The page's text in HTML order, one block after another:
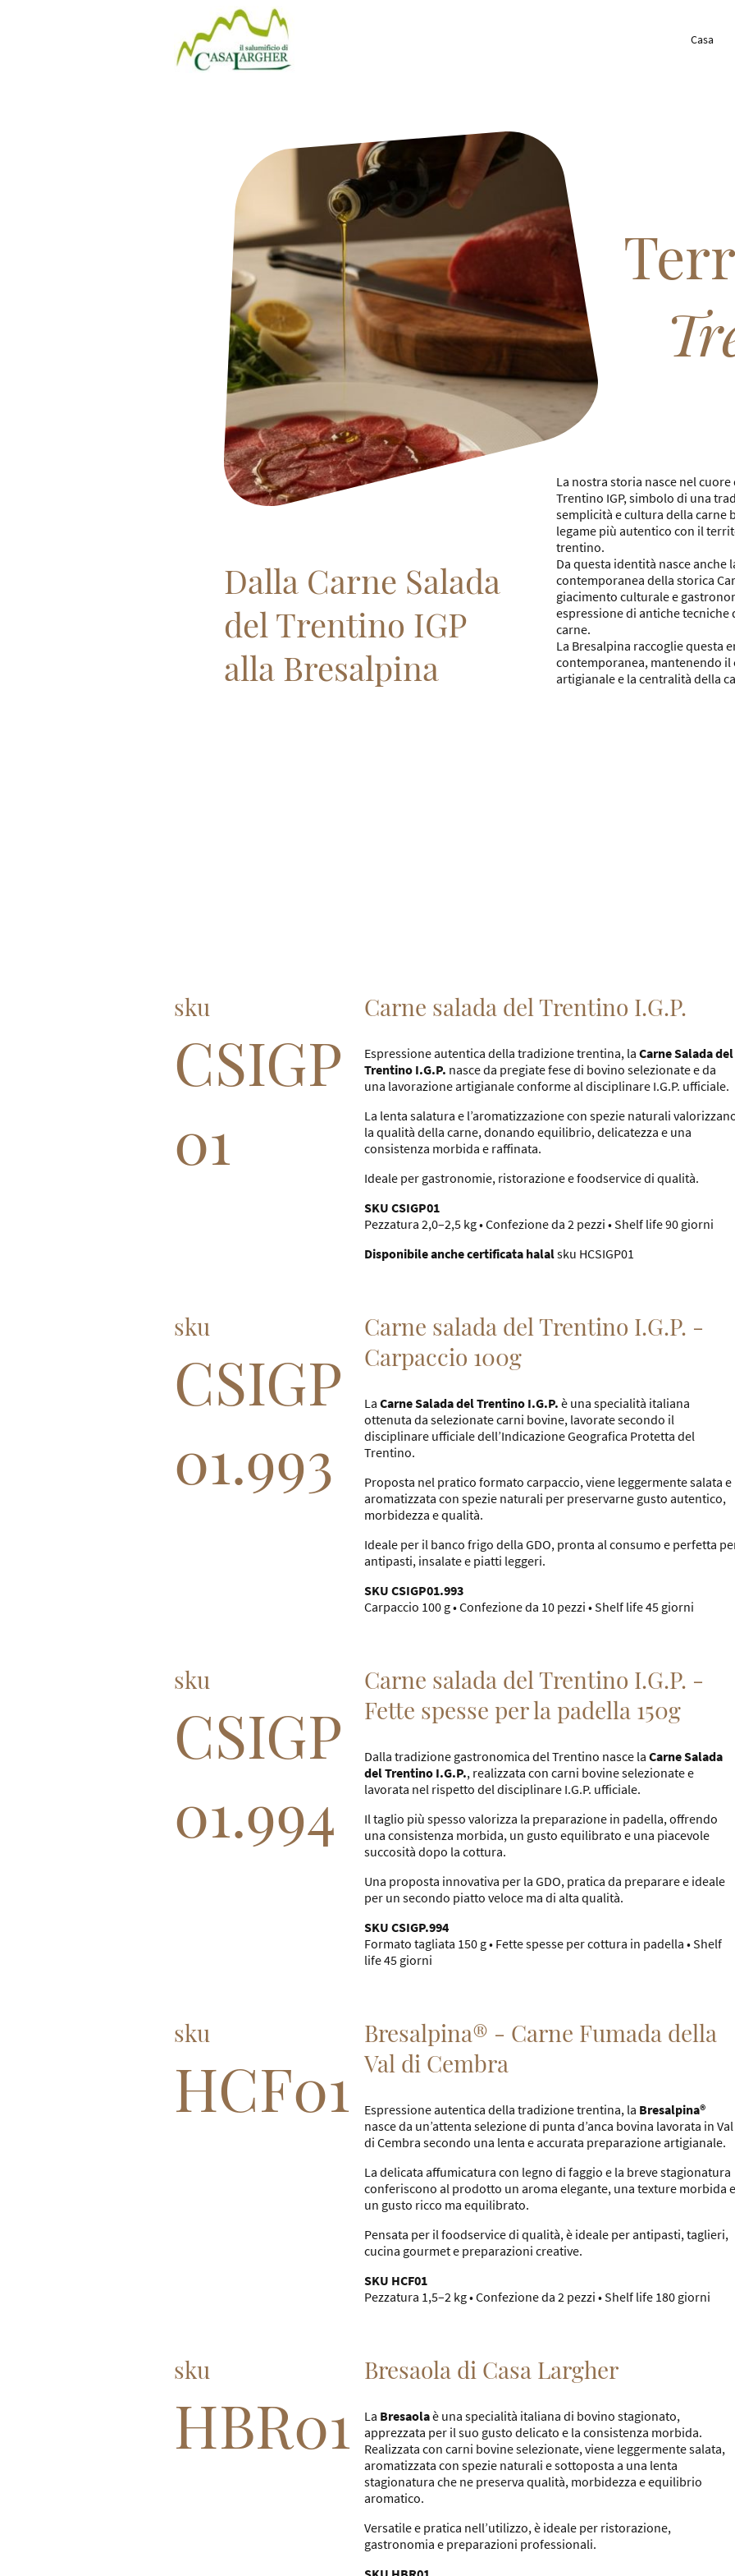
Casa
Dalla Carne Salada
del Trentino IGP
alla Bresalpina
La nostra storia nasce nel
Trentino IGP, simbolo di una
semplicità e cultura della carne
legame più autentico con il
trentino.
Da questa identità nasce
contemporanea della storica
giacimento culturale e
espressione di antiche
carne.
La Bresalpina raccoglie questa
contemporanea, mantenendo
artigianale e la centralità della
sku
CSIGP
01
Carne salada del Trentino I.G.P.
Espressione autentica della tradizione trentina, la Carne Salada del
Trentino I.G.P. nasce da pregiate fese di bovino selezionate e da
una lavorazione artigianale conforme al disciplinare I.G.P. ufficiale.
La lenta salatura e l’aromatizzazione con spezie naturali
la qualità della carne, donando equilibrio, delicatezza e una
consistenza morbida e raffinata.
Ideale per gastronomie, ristorazione e foodservice di qualità.
SKU CSIGP01
Pezzatura 2,0–2,5 kg • Confezione da 2 pezzi • Shelf life 90 giorni
Disponibile anche certificata halalsku HCSIGP01
sku
CSIGP
01.993
Carne salada del Trentino I.G.P. -
Carpaccio 100g
La Carne Salada del Trentino I.G.P. è una specialità italiana
ottenuta da selezionate carni bovine, lavorate secondo il
disciplinare ufficiale dell’Indicazione Geografica Protetta del
Trentino.
Proposta nel pratico formato carpaccio, viene leggermente salata e
aromatizzata con spezie naturali per preservarne gusto autentico,
morbidezza e qualità.
Ideale per il banco frigo della GDO, pronta al consumo e perfetta
antipasti, insalate e piatti leggeri.
SKU CSIGP01.993
Carpaccio 100 g • Confezione da 10 pezzi • Shelf life 45 giorni
sku
CSIGP
01.994
Carne salada del Trentino I.G.P. -
Fette spesse per la padella 150g
Dalla tradizione gastronomica del Trentino nasce la Carne Salada
del Trentino I.G.P., realizzata con carni bovine selezionate e
lavorata nel rispetto del disciplinare I.G.P. ufficiale.
Il taglio più spesso valorizza la preparazione in padella, offrendo
una consistenza morbida, un gusto equilibrato e una piacevole
succosità dopo la cottura.
Una proposta innovativa per la GDO, pratica da preparare e ideale
per un secondo piatto veloce ma di alta qualità.
SKU CSIGP.994
Formato tagliata 150 g • Fette spesse per cottura in padella • Shelf
life 45 giorni
sku
HCF01
Bresalpina® - Carne Fumada della
Val di Cembra
Espressione autentica della tradizione trentina, la Bresalpina®
nasce da un’attenta selezione di punta d’anca bovina lavorata in Val
di Cembra secondo una lenta e accurata preparazione artigianale.
La delicata affumicatura con legno di faggio e la breve stagionatura
conferiscono al prodotto un aroma elegante, una texture morbida e
un gusto ricco ma equilibrato.
Pensata per il foodservice di qualità, è ideale per antipasti, taglieri,
cucina gourmet e preparazioni creative.
SKU HCF01
Pezzatura 1,5–2 kg • Confezione da 2 pezzi • Shelf life 180 giorni
sku
HBR01
Bresaola di Casa Largher
La Bresaolaè una specialità italiana di bovino stagionato,
apprezzata per il suo gusto delicato e la consistenza morbida.
Realizzata con carni bovine selezionate, viene leggermente salata,
aromatizzata con spezie naturali e sottoposta a una lenta
stagionatura che ne preserva qualità, morbidezza e equilibrio
aromatico.
Versatile e pratica nell’utilizzo, è ideale per ristorazione,
gastronomia e preparazioni professionali.